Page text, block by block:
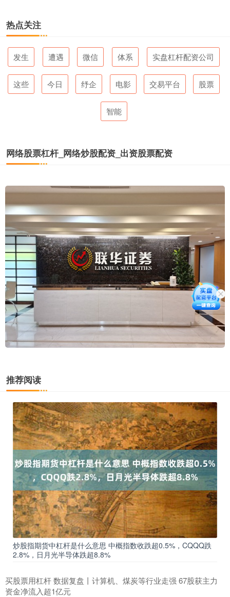
热点关注
发生 遭遇 微信 体系 实盘杠杆配资公司
这些 今日 纾企 电影 交易平台 股票
智能
网络股票杠杆_网络炒股配资_出资股票配资
推荐阅读
炒股指期货中杠杆是什么意思 中概指数收跌超0.5%，CQQQ跌
2.8%，日月光半导体跌超8.8%
买股票用杠杆 数据复盘丨计算机、煤炭等行业走强 67股获主力
资金净流入超1亿元